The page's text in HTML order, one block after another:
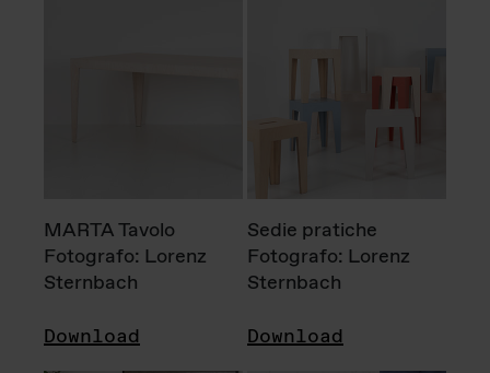
MARTA Tavolo
Fotografo: Lorenz
Sternbach
Download
Sedie pratiche
Fotografo: Lorenz
Sternbach
Download